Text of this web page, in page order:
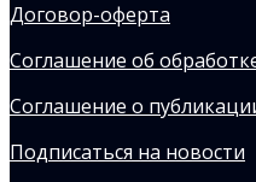
Договор-оферта
Соглашение об
Соглашение о
Подписаться на новости